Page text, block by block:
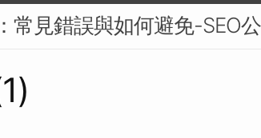
常見錯誤與如何避免-SEO